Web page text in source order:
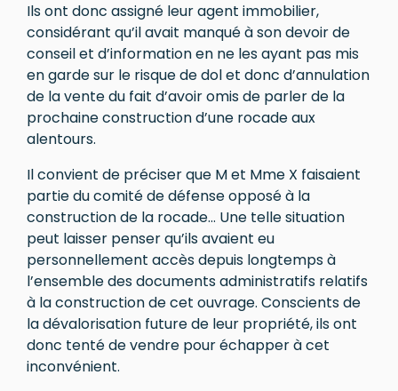
Ils ont donc assigné leur agent immobilier,
considérant qu’il avait manqué à son devoir de
conseil et d’information en ne les ayant pas mis
en garde sur le risque de dol et donc d’annulation
de la vente du fait d’avoir omis de parler de la
prochaine construction d’une rocade aux
alentours.
Il convient de préciser que M et Mme X faisaient
partie du comité de défense opposé à la
construction de la rocade… Une telle situation
peut laisser penser qu’ils avaient eu
personnellement accès depuis longtemps à
l’ensemble des documents administratifs relatifs
à la construction de cet ouvrage. Conscients de
la dévalorisation future de leur propriété, ils ont
donc tenté de vendre pour échapper à cet
inconvénient.